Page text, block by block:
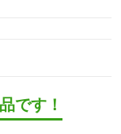
です！